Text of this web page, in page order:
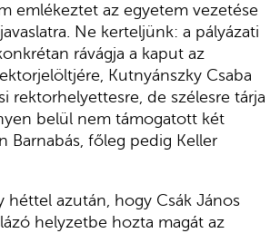
emlékeztet az egyetem vezetése
Ne kerteljünk: a pályázati
rávágja a kaput az
Kutnyánszky Csaba
rektorhelyettesre, de szélesre tárja
belül nem támogatott két
Barnabás, főleg pedig Keller
héttel azután, hogy Csák János
helyzetbe hozta magát az